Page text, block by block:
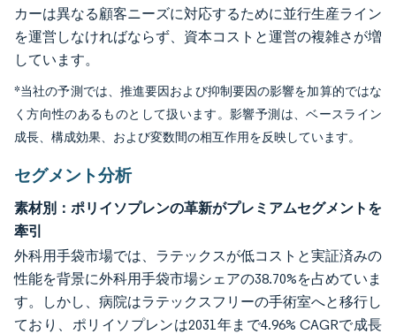
カーは異なる顧客ニーズに対応するために並行生産ライン
を運営しなければならず、資本コストと運営の複雑さが増
しています。
*当社の予測では、推進要因および抑制要因の影響を加算的ではな
く方向性のあるものとして扱います。影響予測は、ベースライン
成長、構成効果、および変数間の相互作用を反映しています。
セグメント分析
素材別：ポリイソプレンの革新がプレミアムセグメントを
牽引
外科用手袋市場では、ラテックスが低コストと実証済みの
性能を背景に外科用手袋市場シェアの38.70%を占めていま
す。しかし、病院はラテックスフリーの手術室へと移行し
ており、ポリイソプレンは2031年まで4.96% CAGRで成長